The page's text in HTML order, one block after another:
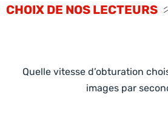
CHOIX DE NOS LECTEURS
Quelle vitesse d’obturation
images par